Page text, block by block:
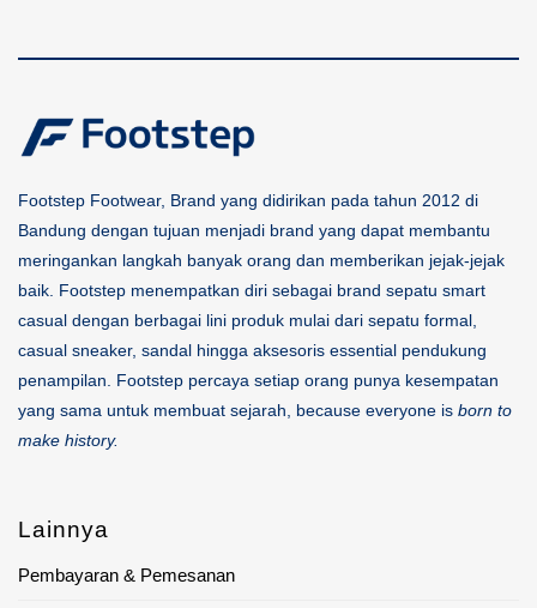
Footstep Footwear, Brand yang didirikan pada tahun 2012 di
Bandung dengan tujuan menjadi brand yang dapat membantu
meringankan langkah banyak orang dan memberikan jejak-jejak
baik. Footstep menempatkan diri sebagai brand sepatu smart
casual dengan berbagai lini produk mulai dari sepatu formal,
casual sneaker, sandal hingga aksesoris essential pendukung
penampilan. Footstep percaya setiap orang punya kesempatan
yang sama untuk membuat sejarah, because everyone is born to
make history.
Lainnya
Pembayaran & Pemesanan